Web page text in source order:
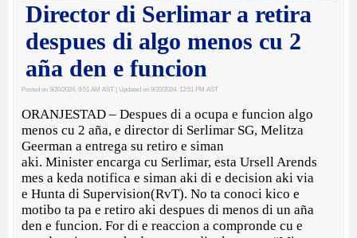
Director di Serlimar a retira
despues di algo menos cu 2
aña den e funcion
Posted on 9/20/2024, 9:51 AM AST | Updated on 9/20/2024, 12:51 PM AST
ORANJESTAD – Despues di a ocupa e funcion algo
menos cu 2 aña, e director di Serlimar SG, Melitza
Geerman a entrega su retiro e siman
aki. Minister encarga cu Serlimar, esta Ursell Arends
mes a keda notifica e siman aki di e decision aki via
e Hunta di Supervision(RvT). No ta conoci kico e
motibo ta pa e retiro aki despues di menos di un aña
den e funcion. For di e reaccion a compronde cu e